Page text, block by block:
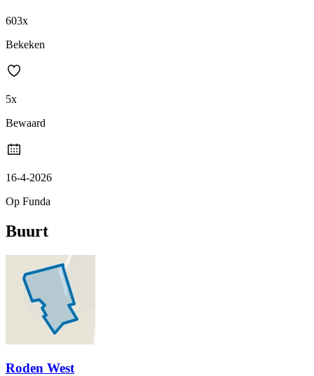
603x
Bekeken
5x
Bewaard
16-4-2026
Op Funda
Buurt
Roden West